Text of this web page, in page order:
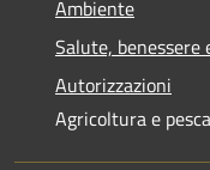
Ambiente
Salute, benessere
Autorizzazioni
Agricoltura e pesca